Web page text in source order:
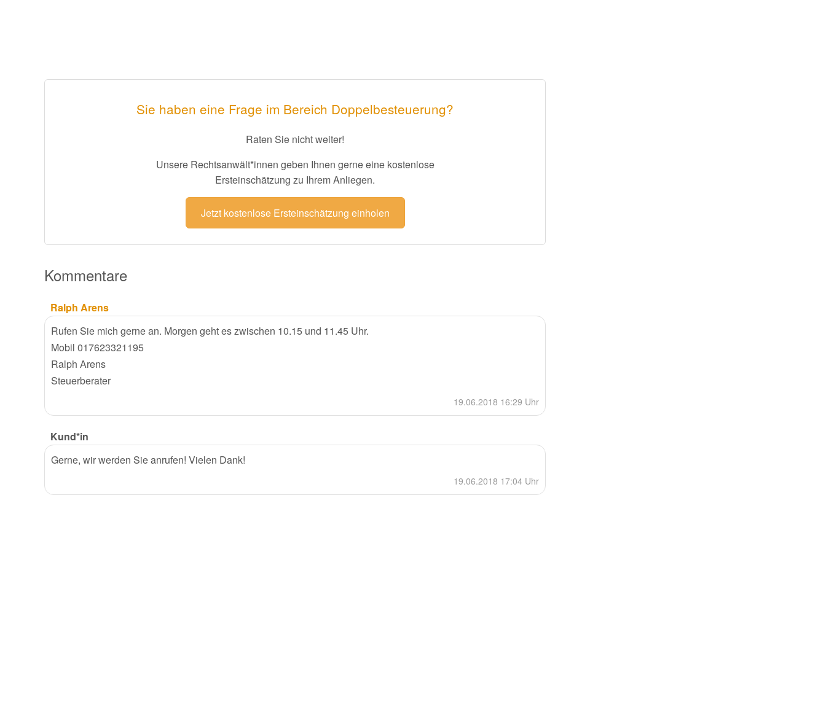
Sie haben eine Frage im Bereich Doppelbesteuerung?
Raten Sie nicht weiter!
Unsere Rechtsanwält*innen geben Ihnen gerne eine kostenlose
Ersteinschätzung zu Ihrem Anliegen.
Jetzt kostenlose Ersteinschätzung einholen
Kommentare
Ralph Arens
Rufen Sie mich gerne an. Morgen geht es zwischen 10.15 und 11.45 Uhr.
Mobil 017623321195
Ralph Arens
Steuerberater
19.06.2018 16:29 Uhr
Kund*in
Gerne, wir werden Sie anrufen! Vielen Dank!
19.06.2018 17:04 Uhr